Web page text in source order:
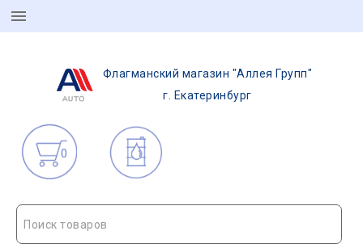
Флагманский магазин "Аллея Групп"
г. Екатеринбург
0
Поиск товаров